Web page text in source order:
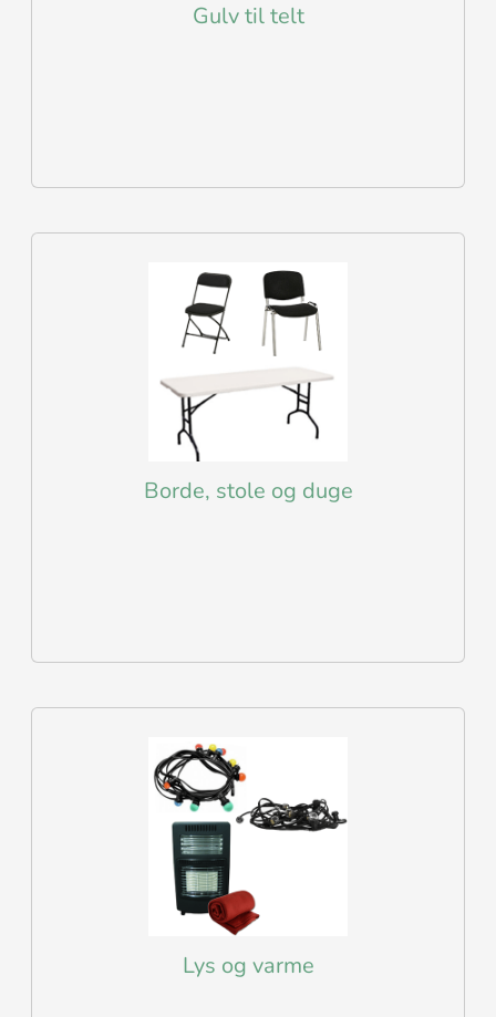
Gulv til telt
Borde, stole og duge
Lys og varme